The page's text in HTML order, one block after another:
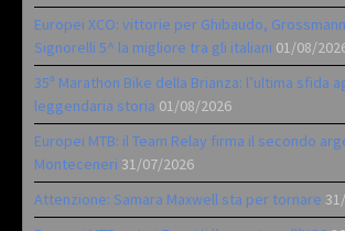
Europei XCO: vittorie per Ghibaudo,
Signorelli 5^ la migliore tra gli italiani 01/08/
35ª Marathon Bike della Brianza: l’ultima sfida
leggendaria storia 01/08/2026
Europei MTB: il Team Relay firma il secondo
Monteceneri 31/07/2026
Attenzione: Samara Maxwell sta per tornare